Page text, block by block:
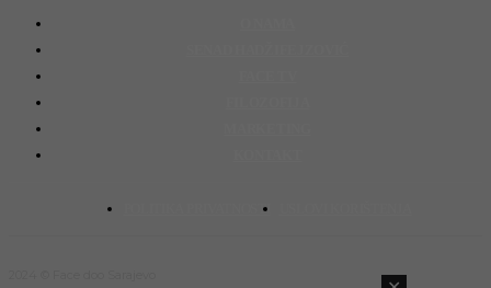
POLITIKA PRIVATNOSTI